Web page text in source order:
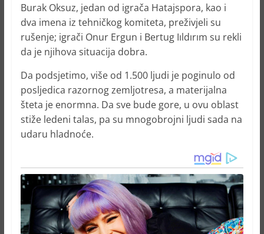
Burak Oksuz, jedan od igrača Hatajspora, kao i
dva imena iz tehničkog komiteta, preživjeli su
rušenje; igrači Onur Ergun i Bertug Iıldırım su rekli
da je njihova situacija dobra.
Da podsjetimo, više od 1.500 ljudi je poginulo od
posljedica razornog zemljotresa, a materijalna
šteta je enormna. Da sve bude gore, u ovu oblast
stiže ledeni talas, pa su mnogobrojni ljudi sada na
udaru hladnoće.